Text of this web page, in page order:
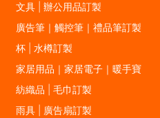
文具 | 辦公用品訂製
廣告筆｜觸控筆｜禮品筆訂製
杯 | 水樽訂製
家居用品｜家居電子｜暖手寶
紡織品 | 毛巾訂製
雨具 | 廣告扇訂製